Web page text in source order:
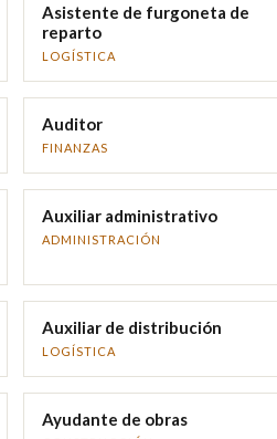
Asistente de furgoneta de
reparto
LOGÍSTICA
Auditor
FINANZAS
Auxiliar administrativo
ADMINISTRACIÓN
Auxiliar de distribución
LOGÍSTICA
Ayudante de obras